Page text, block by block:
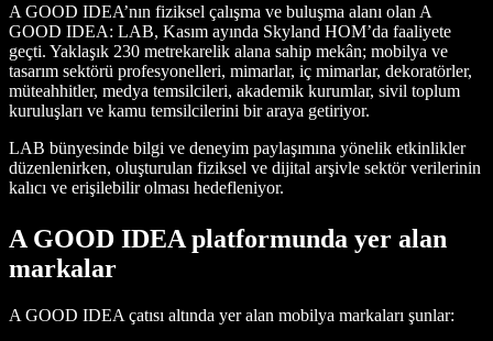
A GOOD IDEA’nın fiziksel çalışma ve buluşma alanı olan A
GOOD IDEA: LAB, Kasım ayında Skyland HOM’da faaliyete
geçti. Yaklaşık 230 metrekarelik alana sahip mekân; mobilya ve
tasarım sektörü profesyonelleri, mimarlar, iç mimarlar, dekoratörler,
müteahhitler, medya temsilcileri, akademik kurumlar, sivil toplum
kuruluşları ve kamu temsilcilerini bir araya getiriyor.
LAB bünyesinde bilgi ve deneyim paylaşımına yönelik etkinlikler
düzenlenirken, oluşturulan fiziksel ve dijital arşivle sektör verilerinin
kalıcı ve erişilebilir olması hedefleniyor.
A GOOD IDEA platformunda yer alan
markalar
A GOOD IDEA çatısı altında yer alan mobilya markaları şunlar: